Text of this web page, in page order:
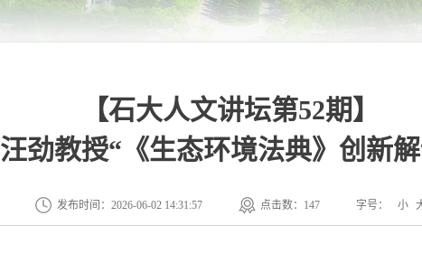
【石大人文讲坛第52期】
汪劲教授“《生态环境法典》创新
发布时间：2026-06-02 14:31:57 点击数： 147 字号： 小